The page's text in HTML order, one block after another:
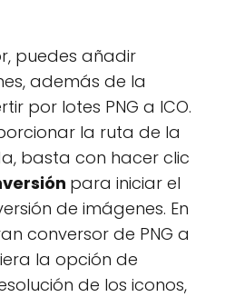
puedes añadir
además de la
por lotes PNG a ICO.
la ruta de la
basta con hacer clic
para iniciar el
de imágenes. En
conversor de PNG a
la opción de
de los iconos,